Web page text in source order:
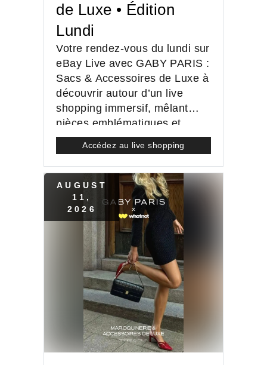
de Luxe • Édition
Lundi
Votre rendez-vous du lundi sur
eBay Live avec GABY PARIS :
Sacs & Accessoires de Luxe à
découvrir autour d’un live
shopping immersif, mêlant
pièces emblématiques et
enchères exclusives.
Accédez au live shopping
AUGUST
11 ,
2026